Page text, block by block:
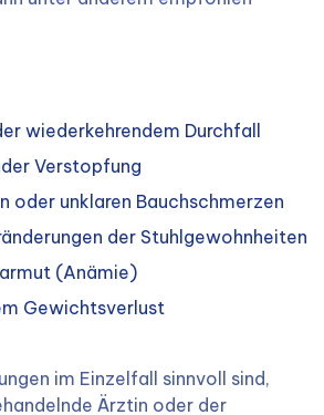
wiederkehrendem Durchfall
Verstopfung
oder unklaren Bauchschmerzen
der Stuhlgewohnheiten
(Anämie)
Gewichtsverlust
im Einzelfall sinnvoll sind,
Ärztin oder der